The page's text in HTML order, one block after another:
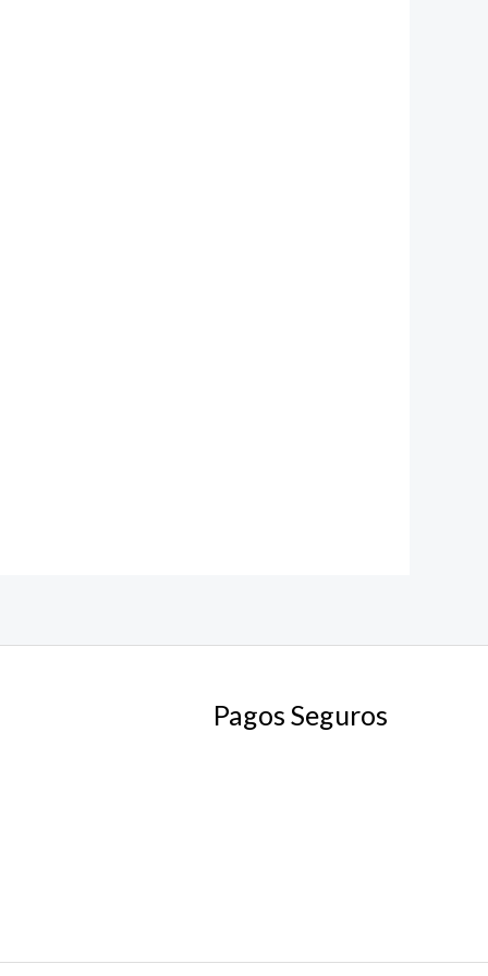
Pagos Seguros